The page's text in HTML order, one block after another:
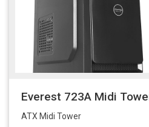
Everest 723A Midi
ATX Midi Tower